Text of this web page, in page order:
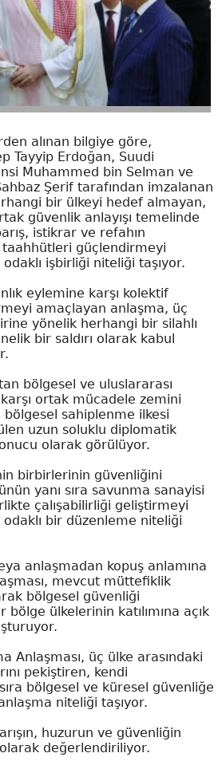
alınan bilgiye göre,
Tayyip Erdoğan, Suudi
Muhammed bin Selman ve
Şerif tarafından imzalanan
bir ülkeyi hedef almayan,
güvenlik anlayışı temelinde
istikrar ve refahın
taahhütleri güçlendirmeyi
işbirliği niteliği taşıyor.
eylemine karşı kolektif
amaçlayan anlaşma, üç
yönelik herhangi bir silahlı
bir saldırı olarak kabul
bölgesel ve uluslararası
ortak mücadele zemini
sahiplenme ilkesi
uzun soluklu diplomatik
olarak görülüyor.
birbirlerinin güvenliğini
yanı sıra savunma sanayisi
çalışabilirliği geliştirmeyi
bir düzenleme niteliği
anlaşmadan kopuş anlamına
mevcut müttefiklik
bölgesel güvenliği
ülkelerinin katılımına açık
Anlaşması, üç ülke arasındaki
pekiştiren, kendi
bölgesel ve küresel güvenliğe
niteliği taşıyor.
huzurun ve güvenliğin
değerlendiriliyor.